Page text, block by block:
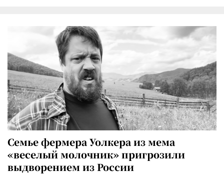
Семье фермера Уолкера из мема
«веселый молочник» пригрозили
выдворением из России